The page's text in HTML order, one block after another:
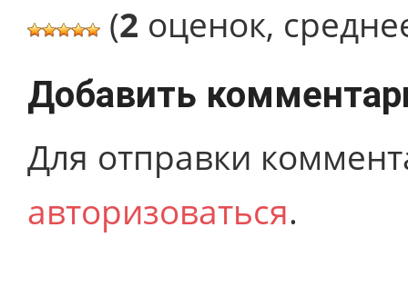
(2 оценок,
Добавить
Для отправки
авторизоваться.